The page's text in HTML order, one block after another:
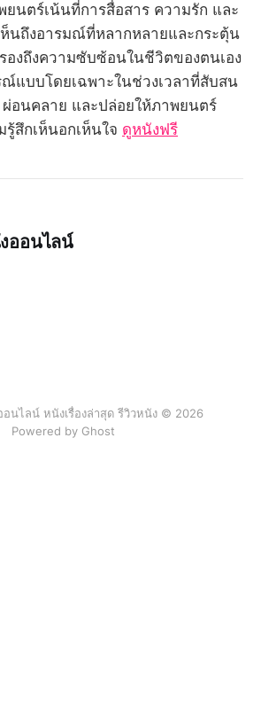
นตร์เน้นที่การสื่อสาร ความรัก และ
นถึงอารมณ์ที่หลากหลายและกระตุ้น
องถึงความซับซ้อนในชีวิตของตนเอง
แบบโดยเฉพาะในช่วงเวลาที่สับสน
ผ่อนคลาย และปล่อยให้ภาพยนตร์
สึกเห็นอกเห็นใจ ดูหนังฟรี
ออนไลน์
นไลน์ หนังเรื่องล่าสุด รีวิวหนัง © 2026
Powered by Ghost